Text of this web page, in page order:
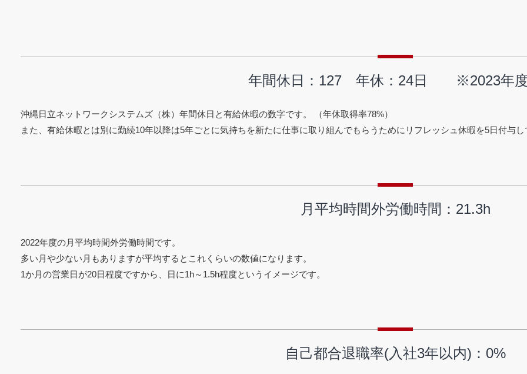
年間休日：127 年休：24日 ※2023
沖縄日立ネットワークシステムズ（株）年間休日と有給休暇の数字です。 （年休取得率78%）
また、有給休暇とは別に勤続10年以降は5年ごとに気持ちを新たに仕事に取り組んでもらうためにリフレッシュ休暇を5日付与
月平均時間外労働時間：21.3h
2022年度の月平均時間外労働時間です。
多い月や少ない月もありますが平均するとこれくらいの数値になります。
1か月の営業日が20日程度ですから、日に1h～1.5h程度というイメージです。
自己都合退職率(入社3年以内)：0%